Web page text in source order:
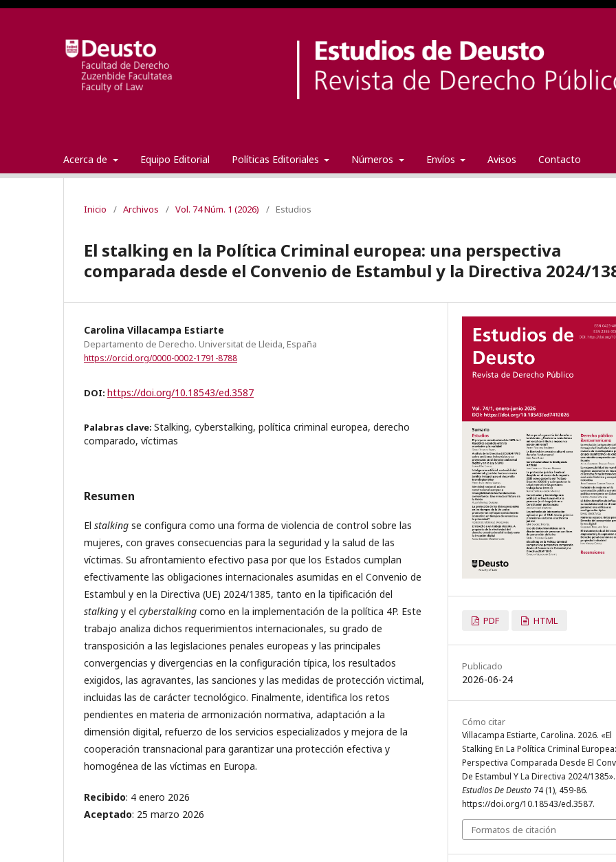
Acerca de Equipo Editorial Políticas Editoriales Números Envíos Avisos Contacto
Inicio / Archivos / Vol. 74 Núm. 1 (2026) / Estudios
El stalking en la Política Criminal europea: una perspectiva
comparada desde el Convenio de Estambul y la Directiva 2024/
Carolina Villacampa Estiarte
Departamento de Derecho. Universitat de Lleida, España
https://orcid.org/0000-0002-1791-8788
DOI: https://doi.org/10.18543/ed.3587
Palabras clave: Stalking, cyberstalking, política criminal europea, derecho
comparado, víctimas
Resumen
El stalking se configura como una forma de violencia de control sobre las
mujeres, con graves consecuencias para la seguridad y la salud de las
víctimas. Su afrontamiento efectivo pasa por que los Estados cumplan
efectivamente las obligaciones internacionales asumidas en el Convenio de
Estambul y en la Directiva (UE) 2024/1385, tanto en la tipificación del
stalking y el cyberstalking como en la implementación de la política 4P. Este
trabajo analiza dichos requerimientos internacionales, su grado de
transposición a las legislaciones penales europeas y las principales
convergencias y divergencias en la configuración típica, los resultados
exigidos, las agravantes, las sanciones y las medidas de protección victimal,
incluidas las de carácter tecnológico. Finalmente, identifica los retos
pendientes en materia de armonización normativa, adaptación a la
dimensión digital, refuerzo de los servicios especializados y mejora de la
cooperación transnacional para garantizar una protección efectiva y
homogénea de las víctimas en Europa.
Recibido: 4 enero 2026
Aceptado: 25 marzo 2026
PDF HTML
Publicado
2026-06-24
Cómo citar
Villacampa Estiarte, Carolina. 2026. «El
Stalking En La Política Criminal
Perspectiva Comparada Desde El
De Estambul Y La Directiva 2024/1385».
Estudios De Deusto 74 (1), 459-86.
https://doi.org/10.18543/ed.3587.
Formatos de citación